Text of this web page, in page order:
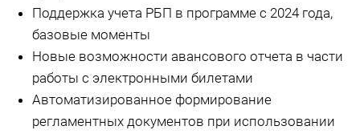
Поддержка учета РБП в программе с 2024 года,
базовые моменты
Новые возможности авансового отчета в части
работы с электронными билетами
Автоматизированное формирование
регламентных документов при использовании